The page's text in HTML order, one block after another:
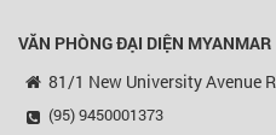
VĂN PHÒNG ĐẠI DIỆN MYANMAR
81/1 New University Avenue
(95) 9450001373